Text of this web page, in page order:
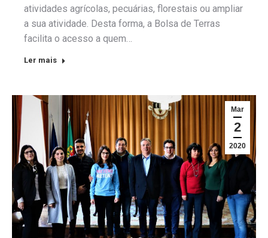
atividades agrícolas, pecuárias, florestais ou ampliar
a sua atividade. Desta forma, a Bolsa de Terras
facilita o acesso a quem…
Ler mais
Mar
2
2020